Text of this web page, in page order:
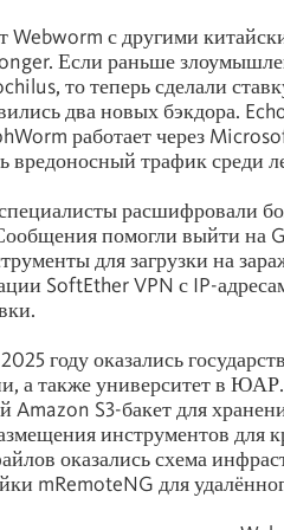
Webworm с другими
Если раньше
то теперь сделали
два новых бэкдора.
работает через
вредоносный трафик среди
расшифровали
помогли выйти на
для загрузки на
SoftEtherVPN с IP-
году оказались
а также университет в
Amazon S3-бакет для
инструментов для
оказались схема
mRemoteNG для